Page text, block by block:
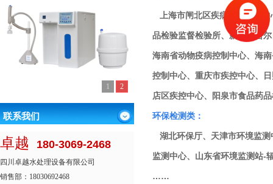
1 2
联系我们
卓越 180-3069-2468
四川卓越水处理设备有限公司
销售部：18030692468
上海市闸北区疾病预防控制中
品检验监督检验所、新疆维吾
海南省动物疫病控制中心、海
控制中心、重庆市疾控中心、
店区疾控中心、阳泉市食品药
环保检测类：
湖北环保厅、天津市环境监测
监测中心、山东省环境监测站-
……